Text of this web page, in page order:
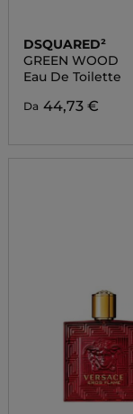
DSQUARED²
GREEN WOOD
Eau De Toilette
Da 44,73 €